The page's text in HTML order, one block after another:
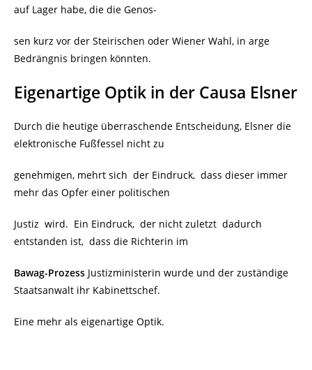
auf Lager habe, die die Genos-
sen kurz vor der Steirischen oder Wiener Wahl, in arge
Bedrängnis bringen könnten.
Eigenartige Optik in der Causa Elsner
Durch die heutige überraschende Entscheidung, Elsner die
elektronische Fußfessel nicht zu
genehmigen, mehrt sich der Eindruck, dass dieser immer
mehr das Opfer einer politischen
Justiz wird. Ein Eindruck, der nicht zuletzt dadurch
entstanden ist, dass die Richterin im
Bawag-Prozess Justizministerin wurde und der zuständige
Staatsanwalt ihr Kabinettschef.
Eine mehr als eigenartige Optik.